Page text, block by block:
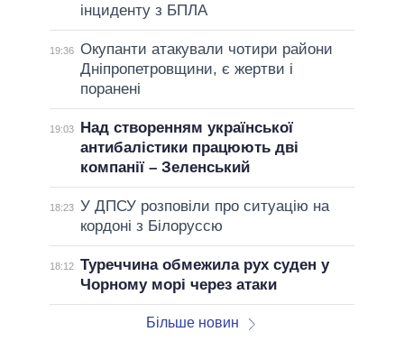
інциденту з БПЛА
19:36 Окупанти атакували чотири райони
Дніпропетровщини, є жертви і
поранені
19:03
Над створенням української
антибалістики працюють дві
компанії – Зеленський
18:23 У ДПСУ розповіли про ситуацію на
кордоні з Білоруссю
18:12 Туреччина обмежила рух суден у
Чорному морі через атаки
Більше новин